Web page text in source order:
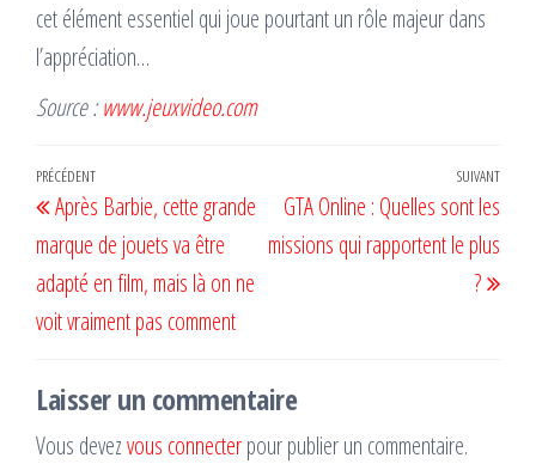
cet élément essentiel qui joue pourtant un rôle majeur dans
l’appréciation…
Source :www.jeuxvideo.com
Navigation
de
l’article
Article
précédent
PRÉCÉDENT
Après Barbie, cette grande
marque de jouets va être
adapté en film, mais là on ne
voit vraiment pas comment
SUIVANT
GTA Online : Quelles sont les
missions qui rapportent le plus
?
Laisser un commentaire
Vous devezvous connecterpour publier un commentaire.